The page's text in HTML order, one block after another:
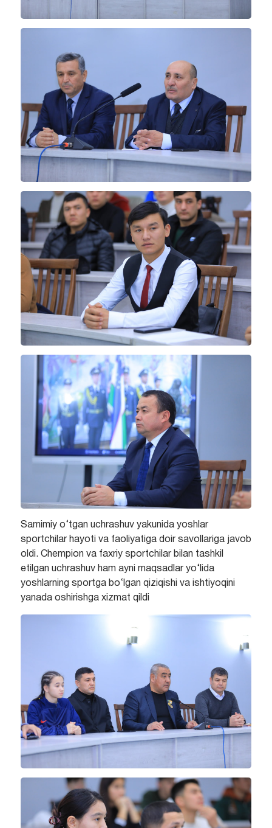
Samimiy o‘tgan uchrashuv yakunida yoshlar
sportchilar hayoti va faoliyatiga doir savollariga javob
oldi. Chempion va faxriy sportchilar bilan tashkil
etilgan uchrashuv ham ayni maqsadlar yo‘lida
yoshlarning sportga bo‘lgan qiziqishi va ishtiyoqini
yanada oshirishga xizmat qildi